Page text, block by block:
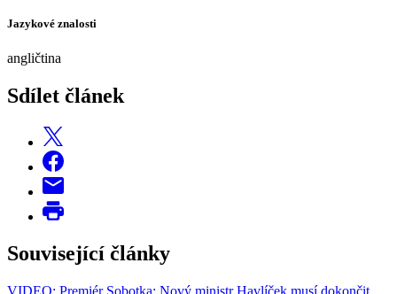
Jazykové znalosti
angličtina
Sdílet článek
Související články